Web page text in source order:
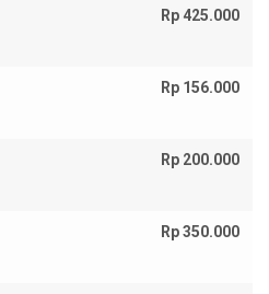
Rp 425.000
Rp 156.000
Rp 200.000
Rp 350.000